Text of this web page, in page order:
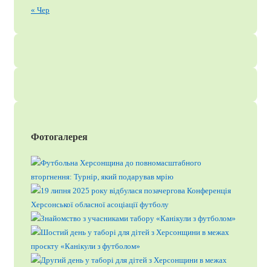
« Чер
Фотогалерея